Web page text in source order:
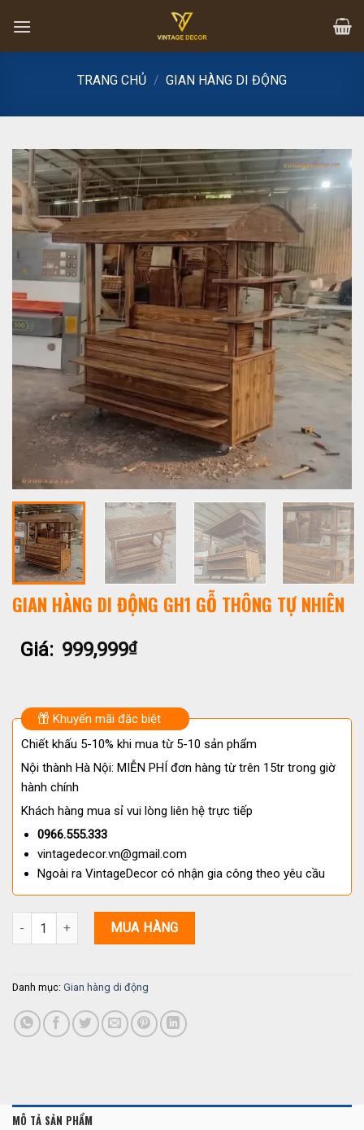
content
TRANG CHỦ / GIAN HÀNG DI ĐỘNG
GIAN HÀNG DI ĐỘNG GH1 GỖ THÔNG TỰ NHIÊN
Giá: 999,999₫
Khuyến mãi đặc biệt
Chiết khấu 5-10% khi mua từ 5-10 sản phẩm
Nội thành Hà Nội: MIỄN PHÍ đơn hàng từ trên 15tr trong giờ
hành chính
Khách hàng mua sỉ vui lòng liên hệ trực tiếp
0966.555.333
vintagedecor.vn@gmail.com
Ngoài ra VintageDecor có nhận gia công theo yêu cầu
Gian Hàng Di Động GH1 Gỗ Thông Tự Nhiên số lượng
MUA HÀNG
Danh mục: Gian hàng di động
MÔ TẢ SẢN PHẨM